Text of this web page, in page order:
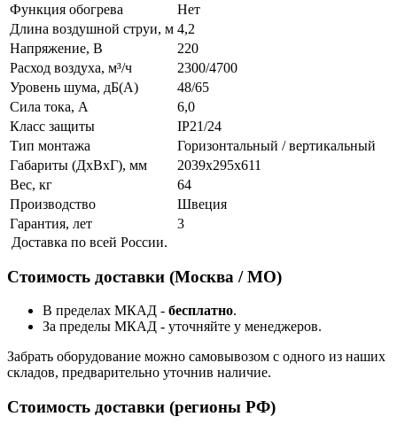
Функция обогрева
Нет
Длина воздушной струи, м 4,2
Напряжение, В
220
Расход воздуха, м³/ч
2300/4700
Уровень шума, дБ(A)
48/65
Сила тока, А
6,0
Класс защиты
IP21/24
Тип монтажа
Горизонтальный / вертикальный
Габариты (ДхВхГ), мм
2039x295x611
Вес, кг
64
Производство
Швеция
Гарантия, лет
3
Доставка по всей России.
Стоимость доставки (Москва / МО)
В пределах МКАД - бесплатно.
За пределы МКАД - уточняйте у менеджеров.
Забрать оборудование можно самовывозом с одного из наших
складов, предварительно уточнив наличие.
Стоимость доставки (регионы РФ)